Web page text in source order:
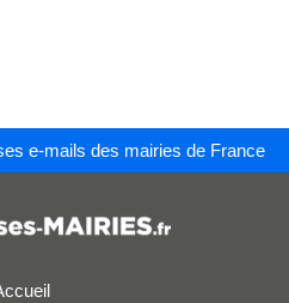
e-mails des mairies de France